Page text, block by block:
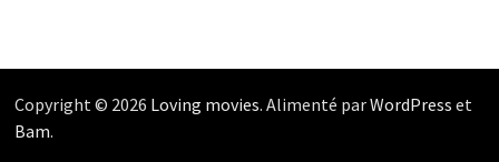
Copyright © 2026 Loving movies. Alimenté parWordPress et
Bam.